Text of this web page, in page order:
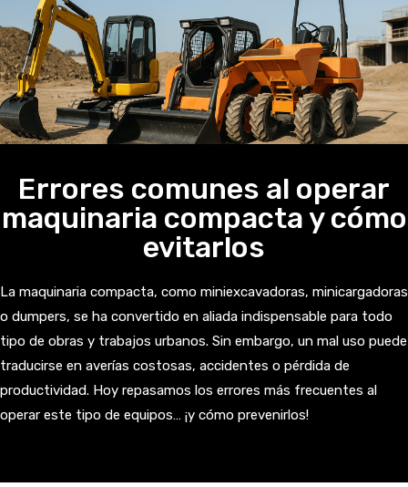
Errores comunes al operar
maquinaria compacta y cómo
evitarlos
La maquinaria compacta, como miniexcavadoras, minicargadoras
o dumpers, se ha convertido en aliada indispensable para todo
tipo de obras y trabajos urbanos. Sin embargo, un mal uso puede
traducirse en averías costosas, accidentes o pérdida de
productividad. Hoy repasamos los errores más frecuentes al
operar este tipo de equipos… ¡y cómo prevenirlos!